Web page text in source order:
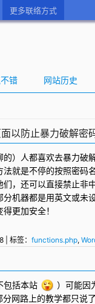
更多联络方式
错 网站历史
以防止暴力破解密
的）人都喜欢去暴力破
法就是不停的按照密码
们，还可以直接禁止非
分机器都是用英文或未
更加安全！
| 标签： functions.php,
包括本站
）可能因
分网路上的教学都只说